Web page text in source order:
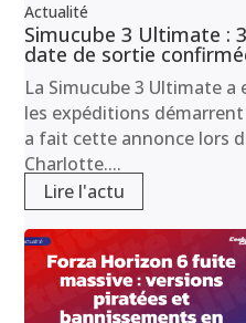
Actualité
Simucube 3 Ultimate :
date de sortie
La Simucube 3 Ultimate
les expéditions
a fait cette annonce lors
Charlotte....
Lire l'actu